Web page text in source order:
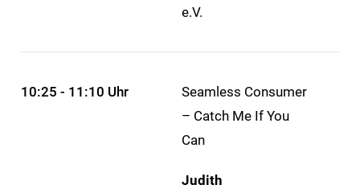
e.V.
10:25 - 11:10 Uhr
Seamless Consumer
– Catch Me If You
Can
Judith